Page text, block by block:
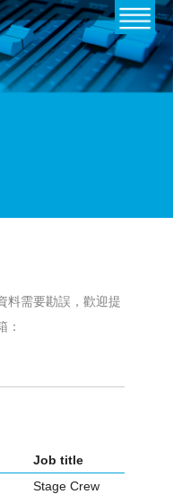
料需要勘誤，歡迎提
：
Job title
Stage Crew